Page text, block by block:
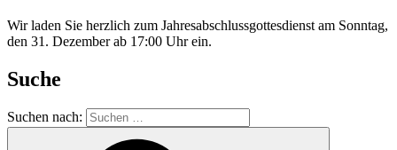
Wir laden Sie herzlich zum Jahresabschlussgottesdienst am Sonntag,
den 31. Dezember ab 17:00 Uhr ein.
Suche
Suchen nach: